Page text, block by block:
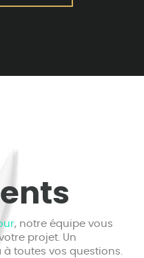
, notre équipe vous
projet. Un
à toutes vos questions.